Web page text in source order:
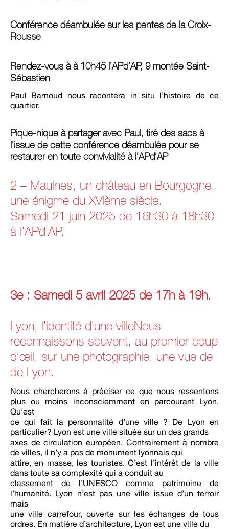
Conférence déambulée sur les pentes de la Croix-
Rousse
Rendez-vous à à 10h45 l’APd’AP, 9 montée Saint-
Sébastien
Paul Barnoud nous racontera in situ l’histoire de ce
quartier.
Pique-nique à partager avec Paul, tiré des sacs à
l’issue de cette conférence déambulée pour se
restaurer en toute convivialité à l’APd’AP
2 – Maulnes, un château en Bourgogne,
une énigme du XVIème siècle.
Samedi 21 juin 2025 de 16h30 à 18h30
à l’APd’AP.
3e : Samedi 5 avril 2025 de 17h à 19h.
Lyon, l’identité d’une villeNous
reconnaissons souvent, au premier coup
d’œil, sur une photographie, une vue de
de Lyon.
Nous chercherons à préciser ce que nous ressentons
plus ou moins inconsciemment en parcourant Lyon.
Qu’est
ce qui fait la personnalité d’une ville ? De Lyon en
particulier? Lyon est une ville située sur un des grands
axes de circulation européen. Contrairement à nombre
de villes, il n’y a pas de monument lyonnais qui
attire, en masse, les touristes. C’est l’intérêt de la ville
dans toute sa complexité qui a conduit au
classement de l’UNESCO comme patrimoine de
l’humanité. Lyon n’est pas une ville issue d’un terroir
mais
une ville carrefour, ouverte sur les échanges de tous
ordres. En matière d’architecture, Lyon est une ville du